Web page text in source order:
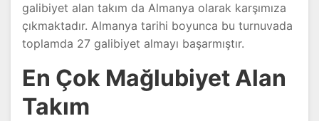
galibiyet alan takım da Almanya olarak karşımıza
çıkmaktadır. Almanya tarihi boyunca bu turnuvada
toplamda 27 galibiyet almayı başarmıştır.
En Çok Mağlubiyet Alan
Takım